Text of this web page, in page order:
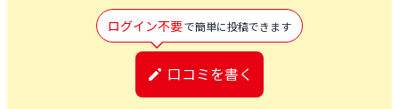
ログイン不要で簡単に投稿できます
口コミを書く